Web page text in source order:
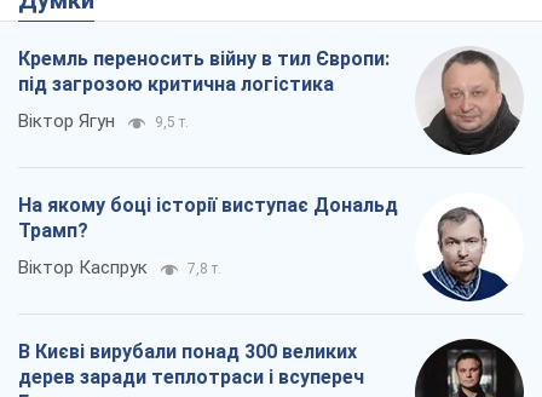
Кремль переносить війну в тил Європи:
під загрозою критична логістика
Віктор Ягун 9,5 т.
На якому боці історії виступає Дональд
Трамп?
Віктор Каспрук 7,8 т.
В Києві вирубали понад 300 великих
дерев заради теплотраси і всупереч